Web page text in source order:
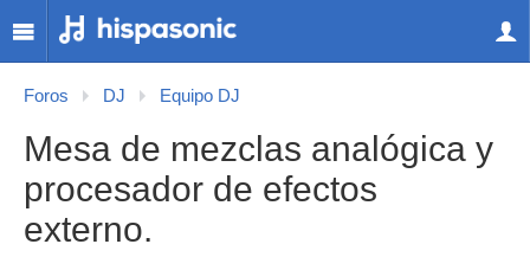
Foros DJ Equipo DJ
Mesa de mezclas analógica y
procesador de efectos
externo.